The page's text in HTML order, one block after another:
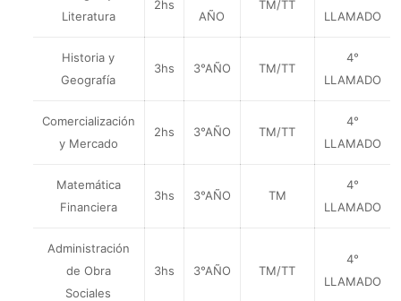
Literatura
2hs
AÑO
TM/TT
LLAMADO
Historia y
Geografía
3hs 3°AÑO TM/TT
4°
LLAMADO
Comercialización
y Mercado
2hs 3°AÑO TM/TT
4°
LLAMADO
Matemática
Financiera
3hs 3°AÑO TM
4°
LLAMADO
Administración
de Obra
Sociales
3hs 3°AÑO TM/TT
4°
LLAMADO